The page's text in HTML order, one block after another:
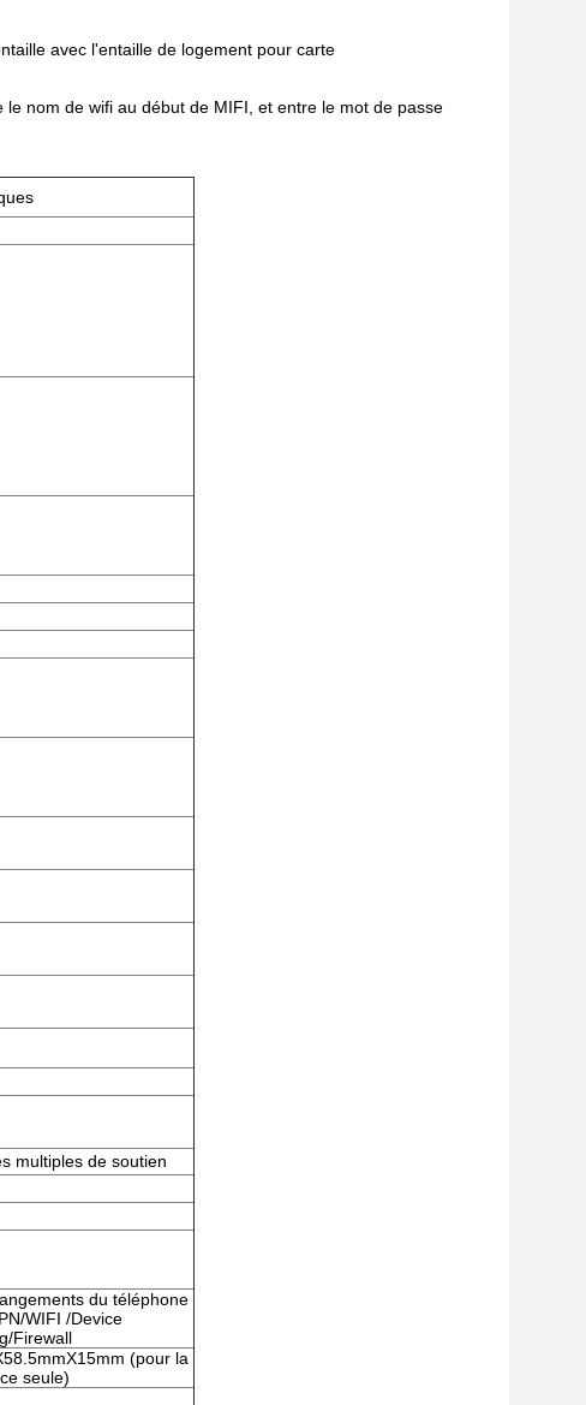
avec l'entaille de logement pour carte
nom de wifi au début de MIFI, et entre le mot de passe
multiples de soutien
du téléphone
WIFI /Device
Firewall
(pour la
seule)